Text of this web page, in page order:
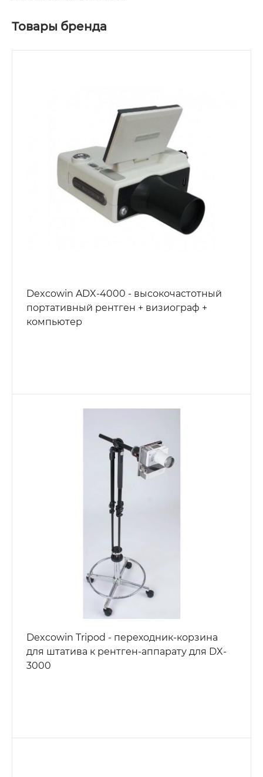
Товары бренда
Dexcowin ADX-4000 - высокочастотный
портативный рентген + визиограф +
компьютер
Dexcowin Tripod - переходник-корзина
для штатива к рентген-аппарату для DX-
3000